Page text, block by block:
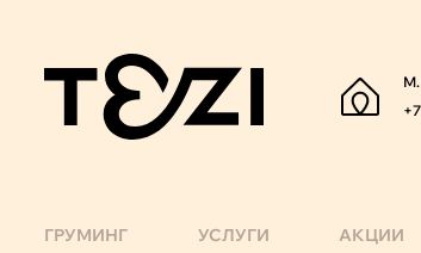
ГРУМИНГ УСЛУГИ АКЦИИ